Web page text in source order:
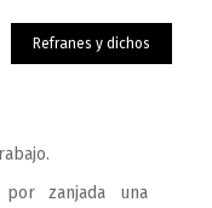
Refranes y dichos
zanjada una